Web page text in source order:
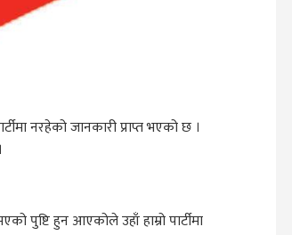
नरहेको जानकारी प्राप्त भएको छ ।
पुष्टि हुन आएकोले उहाँ हाम्रो पार्टीमा